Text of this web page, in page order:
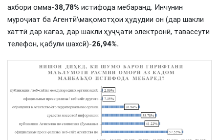
ахбори омма-38,78% истифода мебаранд. Инчунин
муроҷиат ба Агентӣ\мақомотҳои ҳудудии он (дар шакли
хаттӣ дар кағаз, дар шакли ҳуҷҷати электронӣ, тавассути
телефон, қабули шахсӣ)-26,94%.